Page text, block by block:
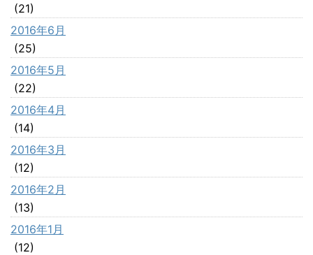
(21)
2016年6月
(25)
2016年5月
(22)
2016年4月
(14)
2016年3月
(12)
2016年2月
(13)
2016年1月
(12)